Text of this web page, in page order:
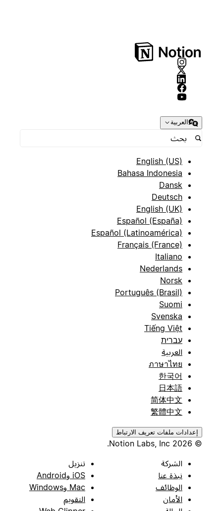
العربية
English (US)
Bahasa Indonesia
Dansk
Deutsch
English (UK)
Español (España)
Español (Latinoamérica)
Français (France)
Italiano
Nederlands
Norsk
Português (Brasil)
Suomi
Svenska
Tiếng Việt
עברית
العربية
ภาษาไทย
한국어
日本語
简体中文
繁體中文
إعدادات ملفات تعريف الارتباط
© 2026 Notion Labs, Inc.
الشركة
نبذة عنا
الوظائف
الأمان
تنزيل
iOS وAndroid
Mac وWindows
التقويم